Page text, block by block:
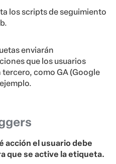
los scripts de seguimiento
enviarán
que los usuarios
tercero, como GA (Google
acción el usuario debe
que se active la etiqueta.